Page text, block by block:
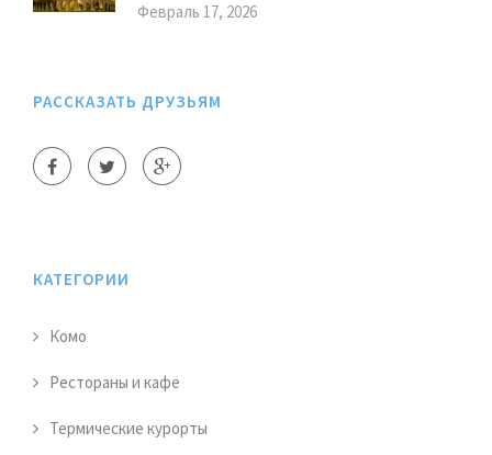
Февраль 17, 2026
РАССКАЗАТЬ ДРУЗЬЯМ
КАТЕГОРИИ
Комо
Рестораны и кафе
Термические курорты